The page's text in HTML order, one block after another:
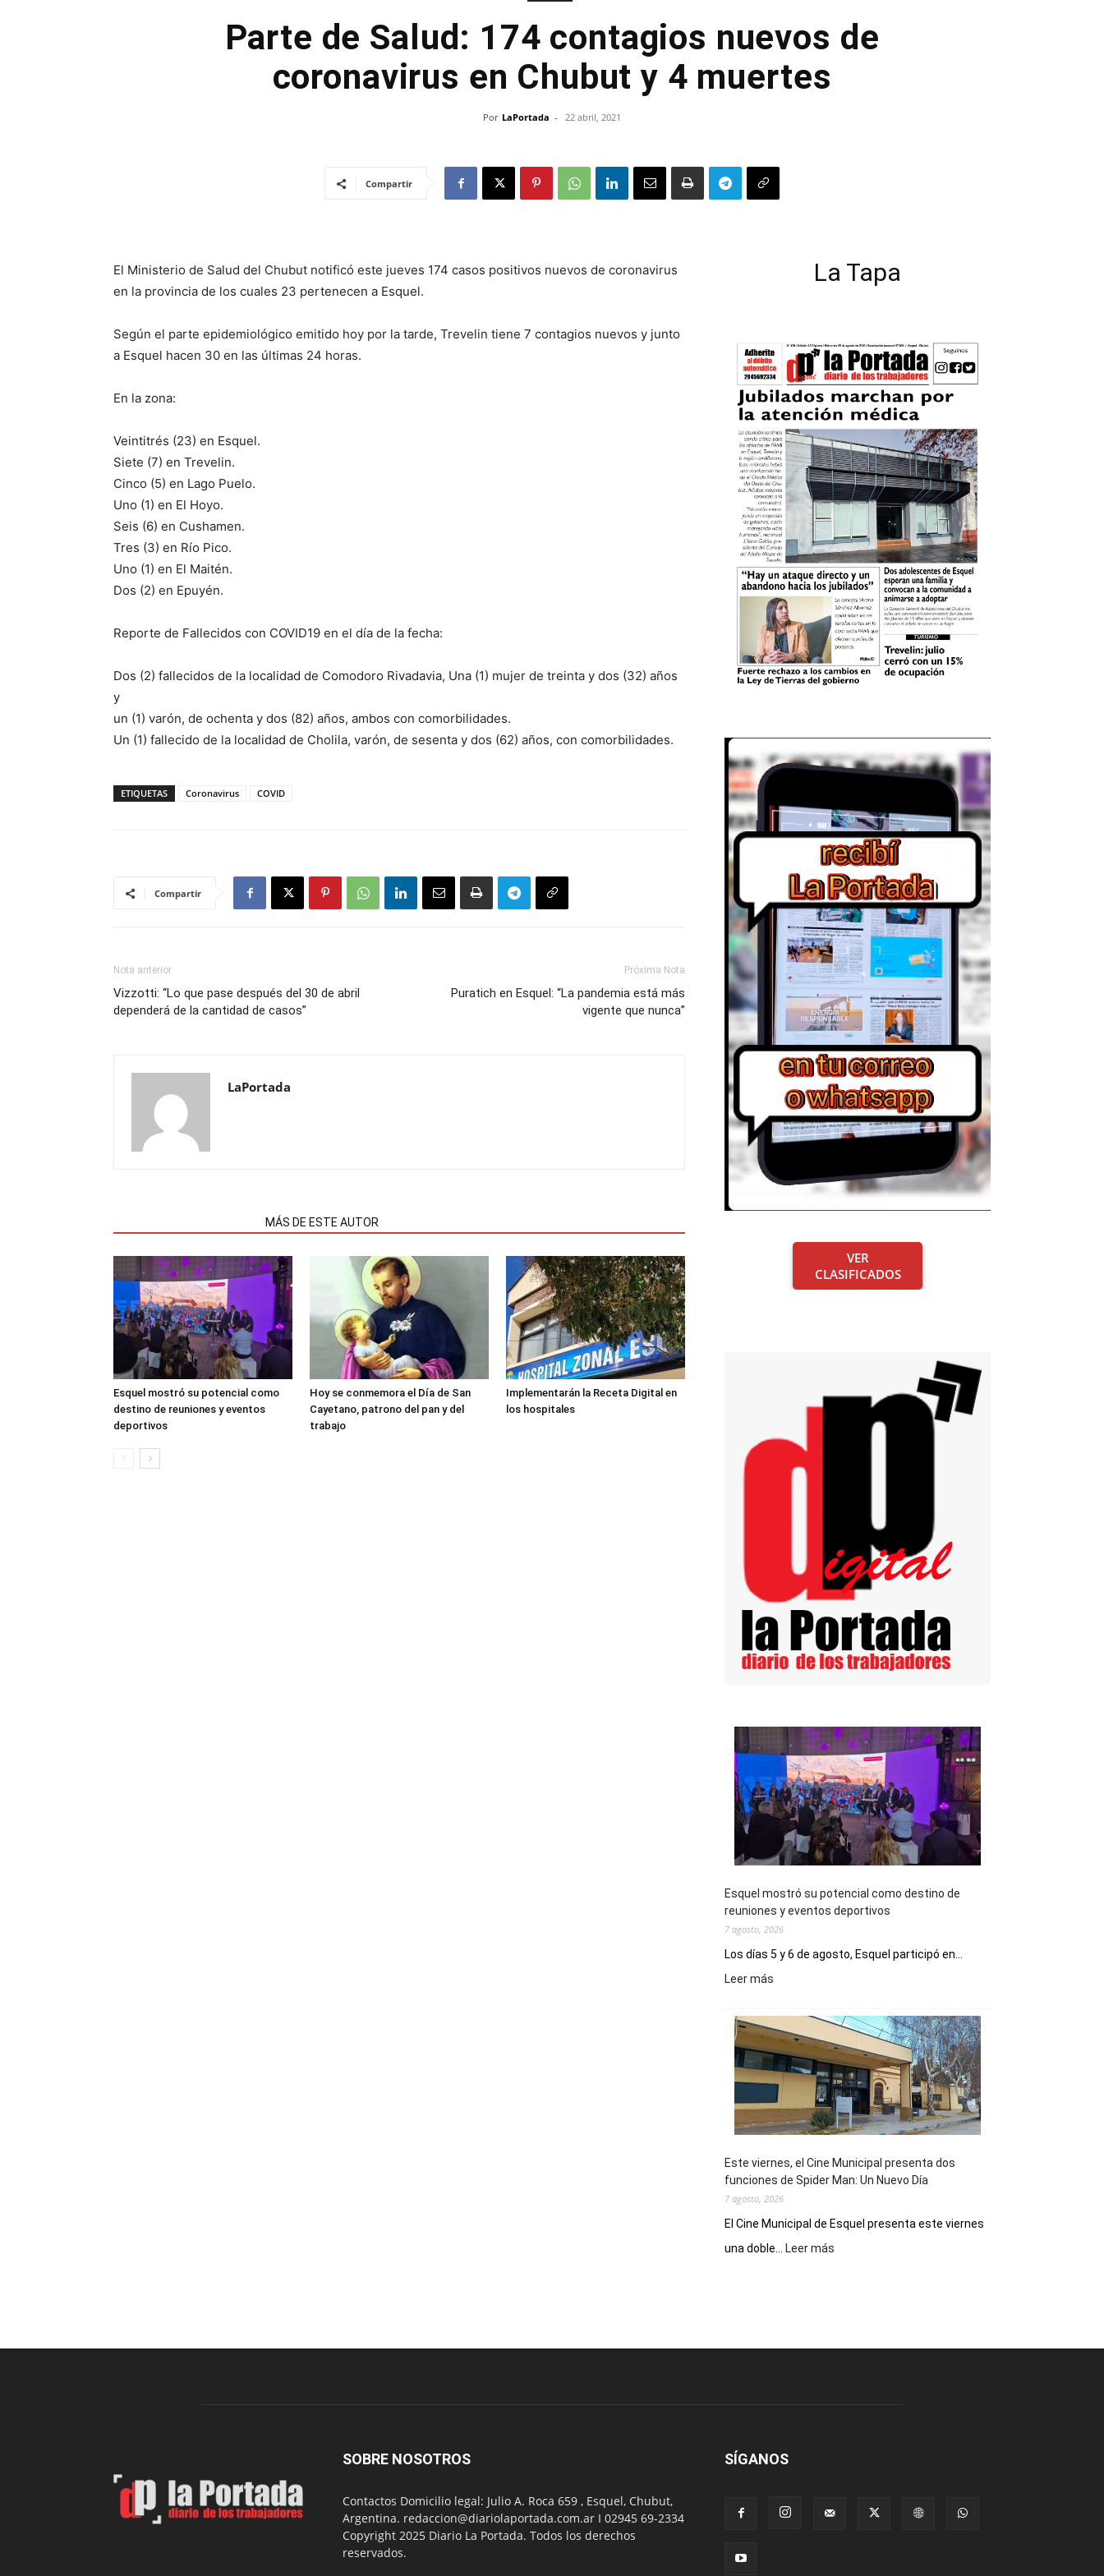
Parte de Salud: 174 contagios nuevos de
coronavirus en Chubut y 4 muertes
Por LaPortada - 22 abril, 2021
Compartir
El Ministerio de Salud del Chubut notificó este jueves 174 casos positivos nuevos de coronavirus
en la provincia de los cuales 23 pertenecen a Esquel.
Según el parte epidemiológico emitido hoy por la tarde, Trevelin tiene 7 contagios nuevos y junto
a Esquel hacen 30 en las últimas 24 horas.
En la zona:
Veintitrés (23) en Esquel.
Siete (7) en Trevelin.
Cinco (5) en Lago Puelo.
Uno (1) en El Hoyo.
Seis (6) en Cushamen.
Tres (3) en Río Pico.
Uno (1) en El Maitén.
Dos (2) en Epuyén.
Reporte de Fallecidos con COVID19 en el día de la fecha:
Dos (2) fallecidos de la localidad de Comodoro Rivadavia, Una (1) mujer de treinta y dos (32) años
y
un (1) varón, de ochenta y dos (82) años, ambos con comorbilidades.
Un (1) fallecido de la localidad de Cholila, varón, de sesenta y dos (62) años, con comorbilidades.
ETIQUETAS Coronavirus COVID
Compartir
Nota anterior
Vizzotti: “Lo que pase después del 30 de abril
dependerá de la cantidad de casos”
Próxima Nota
Puratich en Esquel: “La pandemia está más
vigente que nunca”
LaPortada
MÁS DE ESTE AUTOR
Esquel mostró su potencial como
destino de reuniones y eventos
deportivos
Hoy se conmemora el Día de San
Cayetano, patrono del pan y del
trabajo
Implementarán la Receta Digital en
los hospitales
La Tapa
VER
CLASIFICADOS
Esquel mostró su potencial como destino de
reuniones y eventos deportivos
7 agosto, 2026
Los días 5 y 6 de agosto, Esquel participó en...
Leer más
su
potencial
como
destino
de
reuniones
y
deportivos
Este viernes, el Cine Municipal presenta dos
funciones de Spider Man: Un Nuevo Día
7 agosto, 2026
El Cine Municipal de Esquel presenta este viernes
una doble...
Leer más
presenta
SOBRE NOSOTROS
Contactos Domicilio legal: Julio A. Roca 659 , Esquel, Chubut,
Argentina. redaccion@diariolaportada.com.ar I 02945 69-2334
Copyright 2025 Diario La Portada. Todos los derechos
reservados.
SÍGANOS